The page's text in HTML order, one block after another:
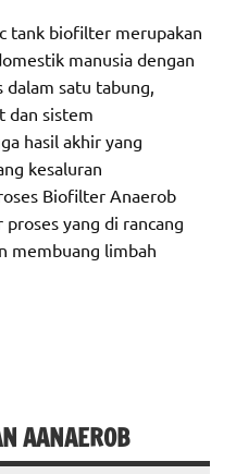
biofilter merupakan
manusia dengan
satu tabung,
dan sistem
hasil akhir yang
kesaluran
Biofilter Anaerob
yang di rancang
membuang limbah
AANAEROB